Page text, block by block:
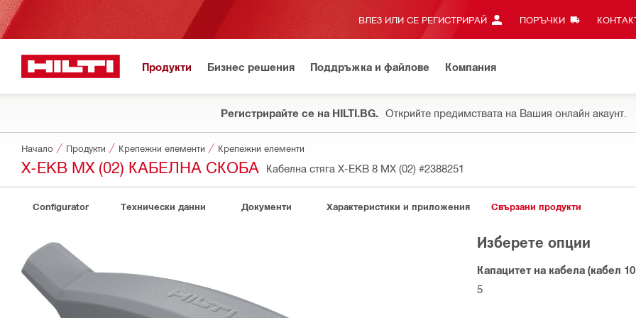
ВЛЕЗ ИЛИ СЕ РЕГИСТРИРАЙ ПОРЪЧКИ
Продукти Бизнес решения Поддръжка и файлове Компания
Регистрирайте се на HILTI.BG. Открийте предимствата на Вашия онлайн акаунт.
Начало Продукти Крепежни елементи Крепежни елементи
X-EKB MX (02) КАБЕЛНА СКОБА Кабелна стяга X-EKB 8 MX (02) #2388251
Configurator Технически данни Документи Характеристики и приложения Свързани продукти
Изберете опции
Капацитет на кабела (кабел
5